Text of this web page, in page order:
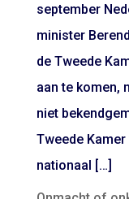
september
minister
de Tweede
aan te komen,
niet
Tweede
nationaal […]